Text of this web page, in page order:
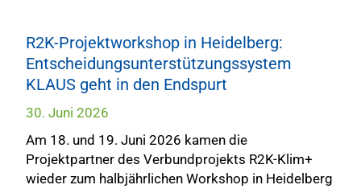
R2K-Projektworkshop in Heidelberg:
Entscheidungsunterstützungssystem
KLAUS geht in den Endspurt
30. Juni 2026
Am 18. und 19. Juni 2026 kamen die
Projektpartner des Verbundprojekts R2K-Klim+
wieder zum halbjährlichen Workshop in Heidelberg